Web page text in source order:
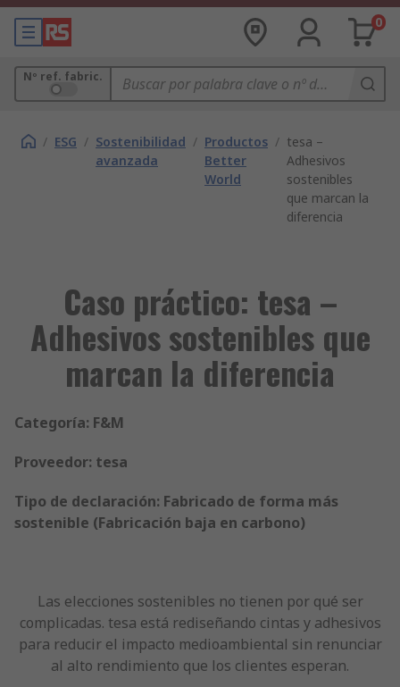
0
Nº ref. fabric.
/ ESG / Sostenibilidad
avanzada
/ Productos
Better
World
/ tesa –
Adhesivos
sostenibles
que marcan la
diferencia
Caso práctico: tesa –
Adhesivos sostenibles que
marcan la diferencia
Categoría: F&M
Proveedor: tesa
Tipo de declaración: Fabricado de forma más
sostenible (Fabricación baja en carbono)
Las elecciones sostenibles no tienen por qué ser
complicadas. tesa está rediseñando cintas y adhesivos
para reducir el impacto medioambiental sin renunciar
al alto rendimiento que los clientes esperan.